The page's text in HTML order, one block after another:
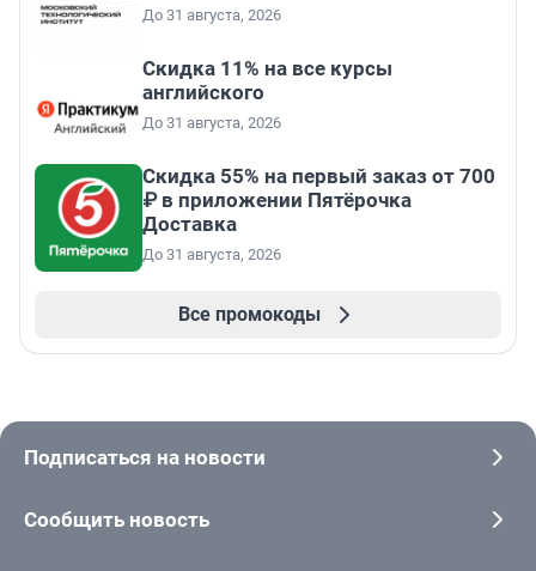
До 31 августа, 2026
Скидка 11% на все курсы
английского
До 31 августа, 2026
Скидка 55% на первый заказ от 700
₽ в приложении Пятёрочка
Доставка
До 31 августа, 2026
Все промокоды
Подписаться на новости
Сообщить новость